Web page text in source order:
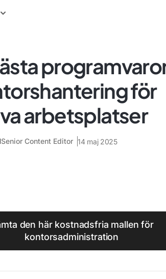
för
arbetsplatser
Senior Content Editor 14 maj 2025
den här kostnadsfria mallen för
kontorsadministration